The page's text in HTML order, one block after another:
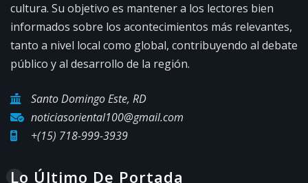
cultura. Su objetivo es mantener a los lectores bien
informados sobre los acontecimientos más relevantes,
tanto a nivel local como global, contribuyendo al debate
público y al desarrollo de la región.
Santo Domingo Este, RD
noticiasoriental100@gmail.com
+(15) 718-999-3939
Lo Último De Portada